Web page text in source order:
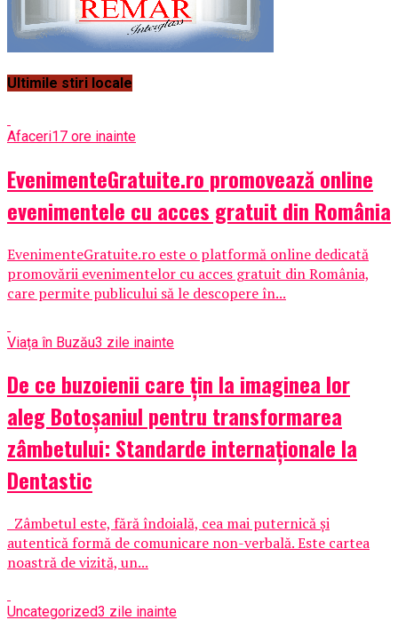
Ultimile stiri locale
Afaceri17 ore inainte
EvenimenteGratuite.ro promovează online
evenimentele cu acces gratuit din România
EvenimenteGratuite.ro este o platformă online dedicată
promovării evenimentelor cu acces gratuit din România,
care permite publicului să le descopere în...
Viața în Buzău3 zile inainte
De ce buzoienii care țin la imaginea lor
aleg Botoșaniul pentru transformarea
zâmbetului: Standarde internaționale la
Dentastic
Zâmbetul este, fără îndoială, cea mai puternică și
autentică formă de comunicare non-verbală. Este cartea
noastră de vizită, un...
Uncategorized3 zile inainte